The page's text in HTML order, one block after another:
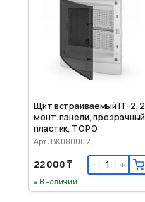
Щит встраиваемый IT-2, 2
монт. панели, прозрачный
пластик, TOPO
Арт: BK080002I
22 000 ₸ − +
В наличии